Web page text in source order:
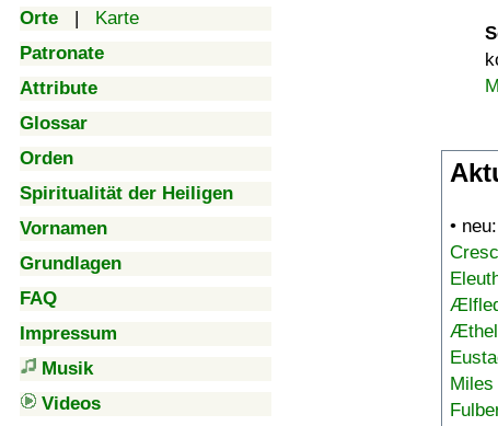
Orte | Karte
Patronate
Attribute
Glossar
Orden
Spiritualität der Heiligen
Vornamen
Grundlagen
FAQ
Impressum
Musik
Videos
• neu: